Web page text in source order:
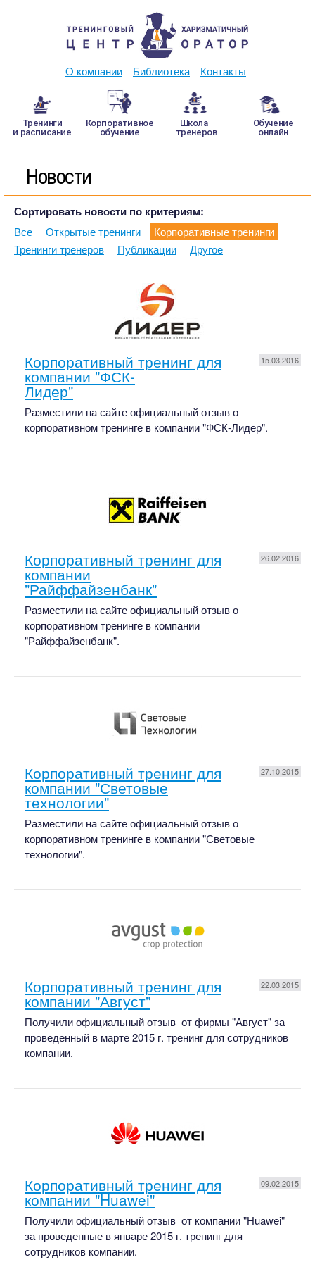
О компании Библиотека Контакты
Тренинги
и расписание
Корпоративное
обучение
Школа
тренеров
Обучение
онлайн
Новости
Сортировать новости по критериям:
Все Открытые тренинги
Корпоративные тренинги
Тренинги тренеров
Публикации Другое
Корпоративный тренинг для
компании "ФСК-
Лидер"
15.03.2016
Разместили на сайте официальный отзыв о
корпоративном тренинге в компании "ФСК-Лидер".
Корпоративный тренинг для
компании
"Райффайзенбанк"
26.02.2016
Разместили на сайте официальный отзыв о
корпоративном тренинге в компании
"Райффайзенбанк".
Корпоративный тренинг для
компании "Световые
технологии"
27.10.2015
Разместили на сайте официальный отзыв о
корпоративном тренинге в компании "Световые
технологии".
Корпоративный тренинг для
компании "Август"
22.03.2015
Получили официальный отзыв от фирмы "Август" за
проведенный в марте 2015 г. тренинг для сотрудников
компании.
Корпоративный тренинг для
компании "Huawei"
09.02.2015
Получили официальный отзыв от компании "Huawei"
за проведенные в январе 2015 г. тренинг для
сотрудников компании.